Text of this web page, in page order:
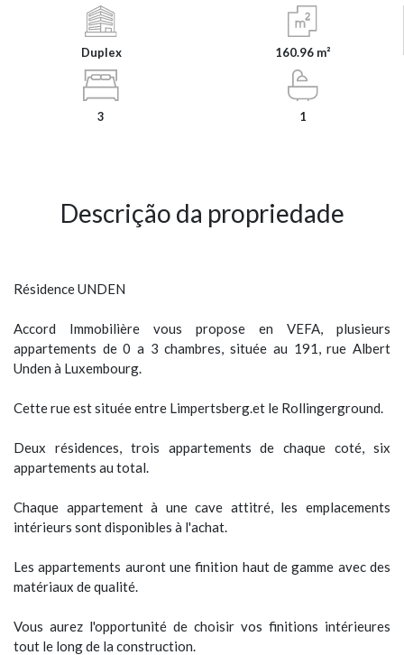
Duplex 160.96 m²
3 1
Descrição da propriedade
Résidence UNDEN
Accord Immobilière vous propose en VEFA, plusieurs
appartements de 0 a 3 chambres, située au 191, rue Albert
Unden à Luxembourg.
Cette rue est située entre Limpertsberg.et le Rollingerground.
Deux résidences, trois appartements de chaque coté, six
appartements au total.
Chaque appartement à une cave attitré, les emplacements
intérieurs sont disponibles à l'achat.
Les appartements auront une finition haut de gamme avec des
matériaux de qualité.
Vous aurez l'opportunité de choisir vos finitions intérieures
tout le long de la construction.